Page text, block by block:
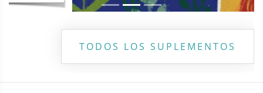
TODOS LOS SUPLEMENTOS